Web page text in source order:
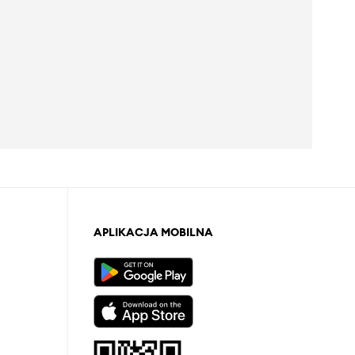
APLIKACJA MOBILNA